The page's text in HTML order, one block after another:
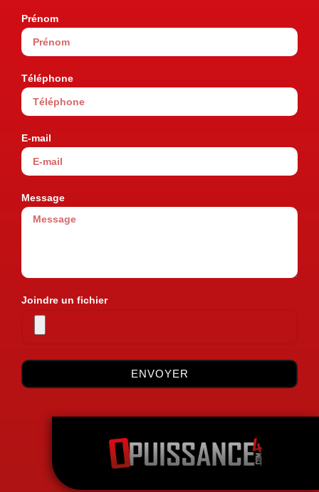
Prénom
Téléphone
E-mail
Message
Joindre un fichier
ENVOYER